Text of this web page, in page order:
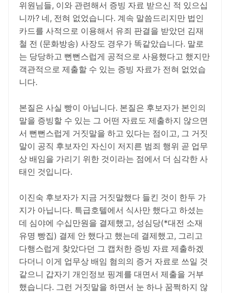
위원님들, 이와 관련해서 증빙 자료 받으신 적 있으십
니까? 네, 전혀 없었습니다. 계속 말씀드리지만 법인
카드를 사적으로 이용해서 유죄 판결을 받았던 김재
철 전 (문화방송) 사장도 경우가 똑같았습니다. 말로
는 당당하고 뻔뻔스럽게 공적으로 사용했다고 했지만
객관적으로 제출할 수 있는 증빙 자료가 전혀 없었습
니다.
본질은 사실 빵이 아닙니다. 본질은 후보자가 본인의
말을 증빙할 수 있는 그 어떤 자료도 제출하지 않으면
서 뻔뻔스럽게 거짓말을 하고 있다는 점이고, 그 거짓
말이 공직 후보자인 자신이 저지른 범죄 행위 곧 업무
상 배임을 가리기 위한 것이라는 점에서 더 심각한 사
태인 것입니다.
이진숙 후보자가 지금 거짓말했다 들킨 것이 한두 가
지가 아닙니다. 특급호텔에서 식사만 했다고 하셨는
데 심야에 수십만원을 결제했고, 성심당(*대전 소재
유명 빵집) 결제 안 했다고 했는데 결제했고, 그리고
다행스럽게 찾았다던 그 캡처한 증빙 자료 제출하겠
다더니 이게 업무상 배임 혐의의 증거 자료로 쓰일 것
같으니 갑자기 개인정보 핑계를 대면서 제출을 거부
했습니다. 그런 거짓말을 하면서 눈 하나 꿈쩍하지 않